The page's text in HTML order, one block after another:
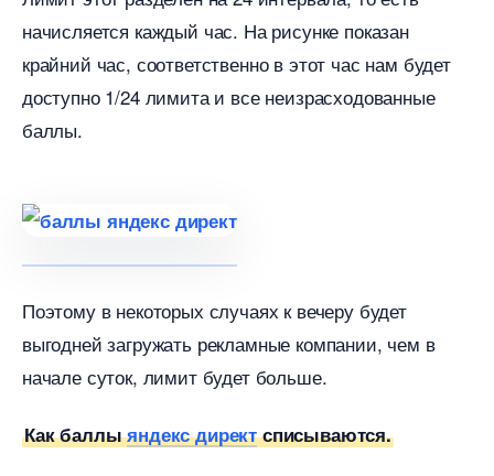
начисляется каждый час. На рисунке показан
крайний час, соответственно в этот час нам будет
доступно 1/24 лимита и все неизрасходованные
аллы.
Поэтому в некоторых случаях к вечеру будет
ыгодней загружать рекламные компании, чем
начале суток, лимит будет больше.
Как баллыяндекс директсписываются.